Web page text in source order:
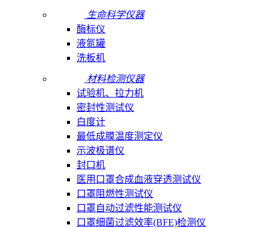
生命科学仪器
酶标仪
液氮罐
洗板机
材料检测仪器
试验机、拉力机
密封性测试仪
白度计
最低成膜温度测定仪
示波极谱仪
封口机
医用口罩合成血液穿透测试仪
口罩阻燃性测试仪
口罩自动过滤性能测试仪
口罩细菌过滤效率(BFE)检测仪